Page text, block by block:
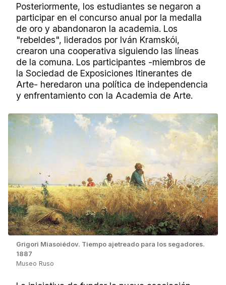
Posteriormente, los estudiantes se negaron a
participar en el concurso anual por la medalla
de oro y abandonaron la academia. Los
"rebeldes", liderados por Iván Kramskói,
crearon una cooperativa siguiendo las líneas
de la comuna. Los participantes -miembros de
la Sociedad de Exposiciones Itinerantes de
Arte- heredaron una política de independencia
y enfrentamiento con la Academia de Arte.
Grigori Miasoiédov. Tiempo ajetreado para los segadores.
1887
Museo Ruso